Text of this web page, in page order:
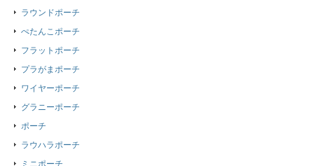
ラウンドポーチ
ぺたんこポーチ
フラットポーチ
プラがまポーチ
ワイヤーポーチ
グラニーポーチ
ポーチ
ラウハラポーチ